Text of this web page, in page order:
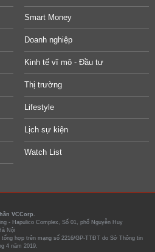
Smart Money
Doanh nghiệp
Kinh tế vĩ mô - Đầu tư
Thị trường
Lifestyle
Lịch sự kiện
Watch List
VCCorp.
- Hapulico Complex, Số 01, phố Nguyễn Huy
Nội
hợp trên mạng số 2216/GP-TTĐT do Sở Thông tin
4 năm 2019.